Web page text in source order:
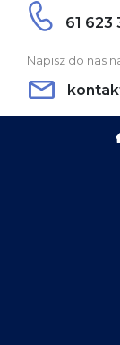
61 623
Napisz do nas